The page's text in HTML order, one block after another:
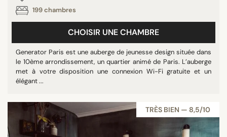
199 chambres
CHOISIR UNE CHAMBRE
Generator Paris est une auberge de jeunesse design située dans
le 10ème arrondissement, un quartier animé de Paris. L’auberge
met à votre disposition une connexion Wi-Fi gratuite et un
élégant ...
TRÈS BIEN — 8,5/10